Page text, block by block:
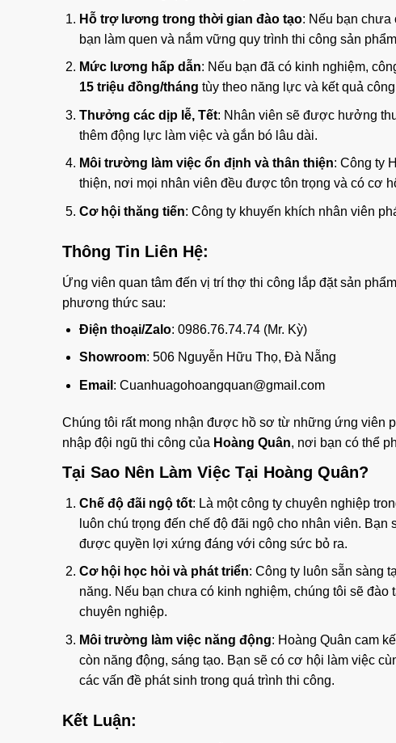
Hỗ trợ lương trong thời gian đào tạo: Nếu bạn chưa
bạn làm quen và nắm vững quy trình thi công sản
Mức lương hấp dẫn: Nếu bạn đã có kinh nghiệm,
15 triệu đồng/tháng tùy theo năng lực và kết quả
Thưởng các dịp lễ, Tết: Nhân viên sẽ được hưởng
thêm động lực làm việc và gắn bó lâu dài.
Môi trường làm việc ổn định và thân thiện: Công ty
thiện, nơi mọi nhân viên đều được tôn trọng và có cơ
Cơ hội thăng tiến: Công ty khuyến khích nhân viên
Thông Tin Liên Hệ:
Ứng viên quan tâm đến vị trí thợ thi công lắp đặt sản
phương thức sau:
Điện thoại/Zalo: 0986.76.74.74 (Mr. Kỳ)
Showroom: 506 Nguyễn Hữu Thọ, Đà Nẵng
Email : Cuanhuagohoangquan@gmail.com
Chúng tôi rất mong nhận được hồ sơ từ những ứng viên
nhập đội ngũ thi công của Hoàng Quân, nơi bạn có thể
Tại Sao Nên Làm Việc Tại Hoàng Quân?
Chế độ đãi ngộ tốt: Là một công ty chuyên nghiệp
luôn chú trọng đến chế độ đãi ngộ cho nhân viên.
được quyền lợi xứng đáng với công sức bỏ ra.
Cơ hội học hỏi và phát triển: Công ty luôn sẵn sàng
năng. Nếu bạn chưa có kinh nghiệm, chúng tôi sẽ
chuyên nghiệp.
Môi trường làm việc năng động: Hoàng Quân cam
còn năng động, sáng tạo. Bạn sẽ có cơ hội làm việc
các vấn đề phát sinh trong quá trình thi công.
Kết Luận: